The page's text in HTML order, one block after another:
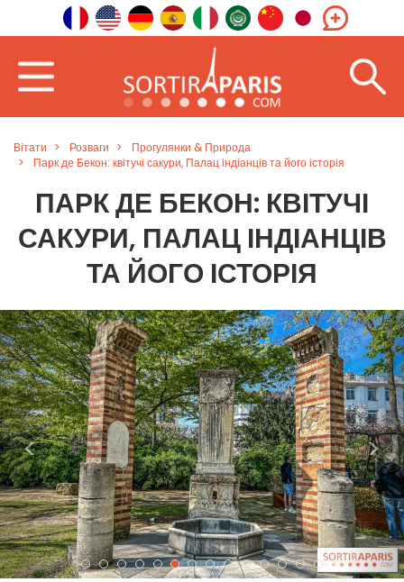
Вітати Розваги
Прогулянки & Природа
Парк де Бекон: квітучі сакури, Палац індіанців та його історія
ПАРК ДЕ БЕКОН: КВІТУЧІ
САКУРИ, ПАЛАЦ ІНДІАНЦІВ
ТА ЙОГО ІСТОРІЯ
< >